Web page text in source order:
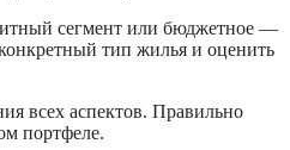
сегмент или бюджетное —
тип жилья и оценить
всех аспектов. Правильно
портфеле.